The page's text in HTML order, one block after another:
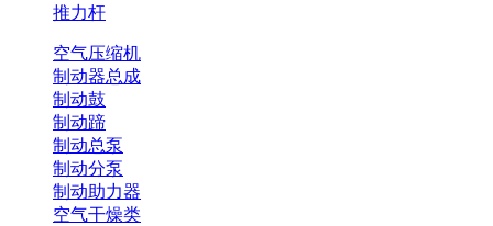
推力杆
空气压缩机
制动器总成
制动鼓
制动蹄
制动总泵
制动分泵
制动助力器
空气干燥类